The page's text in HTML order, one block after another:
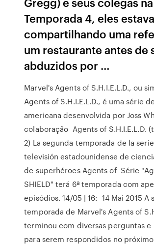
Temporada 4, eles
compartilhando uma
um restaurante antes de
abduzidos por …
Marvel's Agents of S.H.I.E.L.D., ou
Agents of S.H.I.E.L.D., é uma série
americana desenvolvida por Joss
colaboração Agents of S.H.I.E.L.D.
2) La segunda temporada de la
televisión estadounidense de
de superhéroes Agents of Série
SHIELD" terá 6ª temporada com
episódios. 14/05 | 16: 14 Mai 2015 A
temporada de Marvel's Agents of
terminou com diversas perguntas e
para serem respondidos no